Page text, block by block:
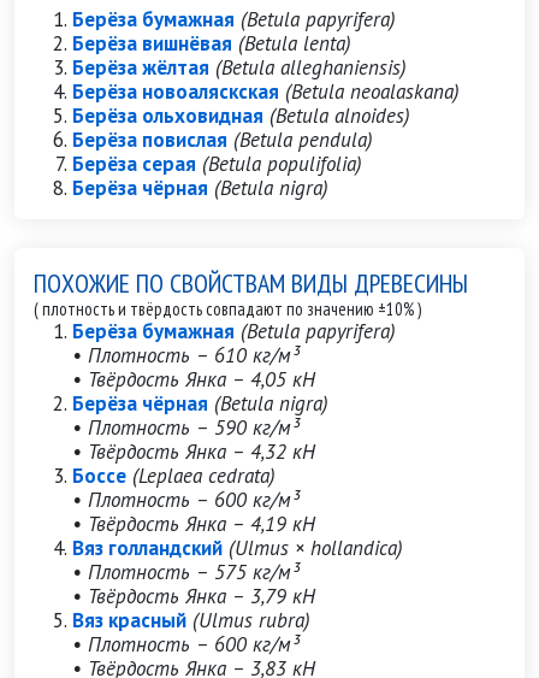
Берёза бумажная (Betula papyrifera)
Берёза вишнёвая (Betula lenta)
Берёза жёлтая (Betula alleghaniensis)
Берёза новоаляскская (Betula neoalaskana)
Берёза ольховидная (Betula alnoides)
Берёза повислая (Betula pendula)
Берёза серая (Betula populifolia)
Берёза чёрная (Betula nigra)
ПОХОЖИЕ ПО СВОЙСТВАМ ВИДЫ ДРЕВЕСИНЫ
( плотность и твёрдость совпадают по значению ±10% )
Берёза бумажная (Betula papyrifera)
• Плотность – 610 кг/м³
• Твёрдость Янка – 4,05 кН
Берёза чёрная (Betula nigra)
• Плотность – 590 кг/м³
• Твёрдость Янка – 4,32 кН
Боссе (Leplaea cedrata)
• Плотность – 600 кг/м³
• Твёрдость Янка – 4,19 кН
Вяз голландский (Ulmus × hollandica)
• Плотность – 575 кг/м³
• Твёрдость Янка – 3,79 кН
Вяз красный (Ulmus rubra)
• Плотность – 600 кг/м³
• Твёрдость Янка – 3,83 кН